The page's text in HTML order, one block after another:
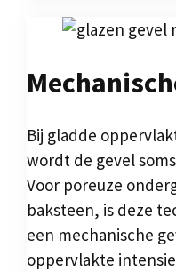
Bij gladde
wordt de gevel
Voor poreuze
baksteen, is deze
een mechanische
oppervlakte